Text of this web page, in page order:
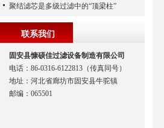
聚结滤芯是多级过滤中的“顶梁柱”
联系我们
固安县慷硕佳过滤设备制造有限公司
电话：86-0316-6122813（传真同号）
地址：河北省廊坊市固安县牛驼镇
邮编：065501